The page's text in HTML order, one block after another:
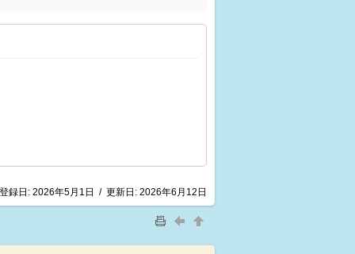
登録日: 2026年5月1日 / 更新日: 2026年6月12日